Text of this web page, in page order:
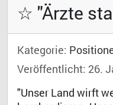
☆ "Ärzte
Kategorie:
Veröffentlicht: 26.
"Unser Land wirft